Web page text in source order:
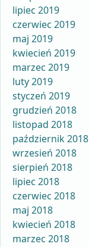
lipiec 2019
czerwiec 2019
maj 2019
kwiecień 2019
marzec 2019
luty 2019
styczeń 2019
grudzień 2018
listopad 2018
październik 2018
wrzesień 2018
sierpień 2018
lipiec 2018
czerwiec 2018
maj 2018
kwiecień 2018
marzec 2018